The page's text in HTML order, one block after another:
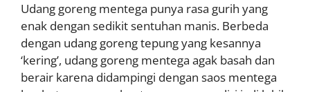
Udang goreng mentega punya rasa gurih yang
enak dengan sedikit sentuhan manis. Berbeda
dengan udang goreng tepung yang kesannya
‘kering’, udang goreng mentega agak basah dan
berair karena didampingi dengan saos mentega